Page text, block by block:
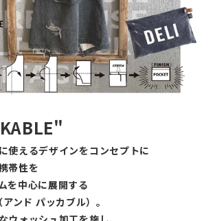
使えるデザインをコンセプトに
帯性を
を中心に展開する
ンド パッカブル）。